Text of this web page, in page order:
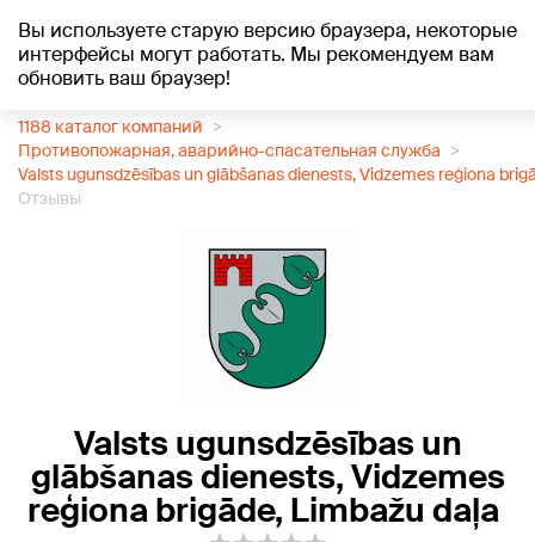
Вы используете старую версию браузера, некоторые
интерфейсы могут работать. Мы рекомендуем вам
обновить ваш браузер!
+20°C
1188 каталог компаний
Противопожарная, аварийно-спасательная служба
Valsts ugunsdzēsības un glābšanas dienests, Vidzemes reģiona
Отзывы
Valsts ugunsdzēsības un
glābšanas dienests, Vidzemes
reģiona brigāde, Limbažu daļa